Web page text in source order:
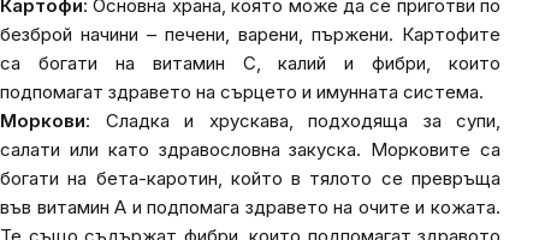
Картофи: Основна храна, която може да се приготви по
безброй начини – печени, варени, пържени. Картофите
са богати на витамин C, калий и фибри, които
подпомагат здравето на сърцето и имунната система.
Моркови: Сладкa и хрускавa, подходящa за супи,
салати или като здравословна закуска. Морковите са
богати на бета-каротин, който в тялото се превръща
във витамин A и подпомага здравето на очите и кожата.